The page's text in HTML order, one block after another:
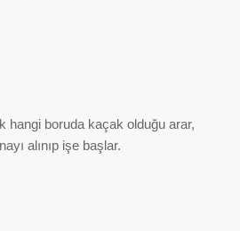
hangi boruda kaçak olduğu arar,
alınıp işe başlar.